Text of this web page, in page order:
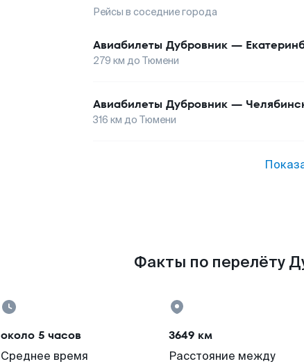
Рейсы в соседние города
Авиабилеты Дубровник —
279 км до Тюмени
Авиабилеты Дубровник —
316 км до Тюмени
Факты по перелёту
около 5 часов
Среднее время
3649 км
Расстояние между